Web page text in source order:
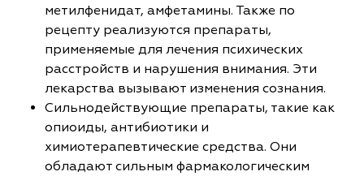
метилфенидат, амфетамины. Также по
рецепту реализуются препараты,
применяемые для лечения психических
расстройств и нарушения внимания. Эти
лекарства вызывают изменения сознания.
Сильнодействующие препараты, такие как
опиоиды, антибиотики и
химиотерапевтические средства. Они
обладают сильным фармакологическим